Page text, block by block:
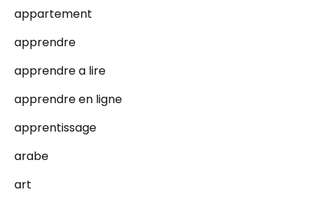
appartement
apprendre
apprendre a lire
apprendre en ligne
apprentissage
arabe
art